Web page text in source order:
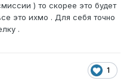
) то скорее это будет
это ихмо . Для себя точно
.
1